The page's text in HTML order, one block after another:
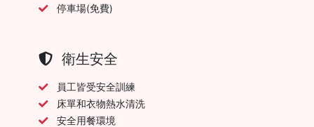
停車場(免費)
衛生安全
員工皆受安全訓練
床單和衣物熱水清洗
安全用餐環境